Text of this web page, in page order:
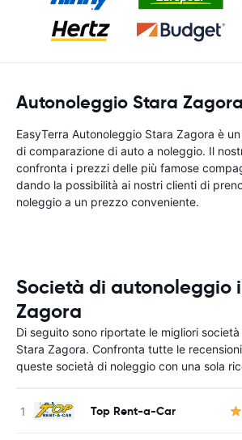
Autonoleggio Stara Zagora
EasyTerra Autonoleggio Stara Zagora è
di comparazione di auto a noleggio. Il
confronta i prezzi delle più famose
dando la possibilità ai nostri clienti di
noleggio a un prezzo conveniente.
Società di autonoleggio
Zagora
Di seguito sono riportate le migliori
Stara Zagora. Confronta tutte le
queste società di noleggio con una sola
Top Rent-a-Car